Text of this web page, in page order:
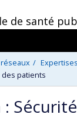
de santé
des patients